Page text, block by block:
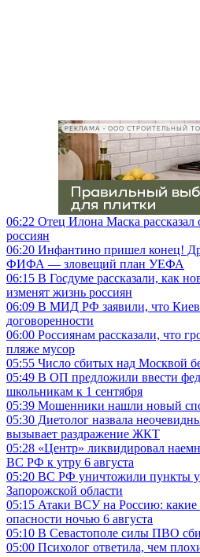
06:22 Отец Илона Маска рассказал
россиян
06:20 Инфантино пришел конец!
ФИФА — зловещий план УЕФА
06:15 В Госдуме рассказали, как
изменят жизнь россиян
06:09 В МИД РФ заявили, что Киев
договоренности
06:00 Россиянам рассказали, что
пляже мусор
05:55 Число сбитых над Москвой
05:49 В ОП предложили ввести
школьникам к 1 сентября
05:39 Мошенники нашли новый
05:30 Диетолог назвала
вызывает раздражение ЖКТ
05:28 «Центр» ликвидировал
ВС РФ к утру 6 августа
05:20 ВС РФ уничтожили пункты
Запорожской области
05:15 Атаки ВСУ на Россию: какие
опасности ночью 6 августа
05:10 В Севастополе силы ПВО
05:00 Психолог ответила, чем